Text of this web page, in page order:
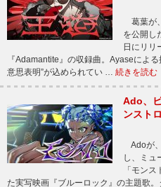
葛葉が
を公開
日にリリ
『Adamantite』の収録曲。Ayaseによ
意思表明”が込められてい … 続きを読む
Ado、
ンスト
Adoが
し、ミ
「モン
た実写映画『ブルーロック』の主題歌